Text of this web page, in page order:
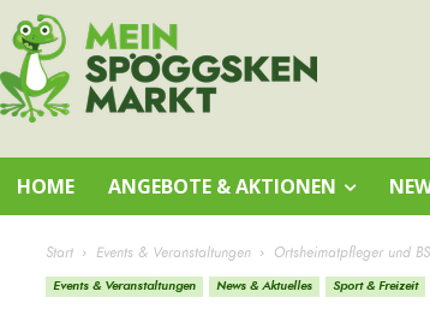
HOME ANGEBOTE & AKTIONEN
Start Events & Veranstaltungen Ortsheimatpfleger und
Events & Veranstaltungen News & Aktuelles Sport & Freizeit